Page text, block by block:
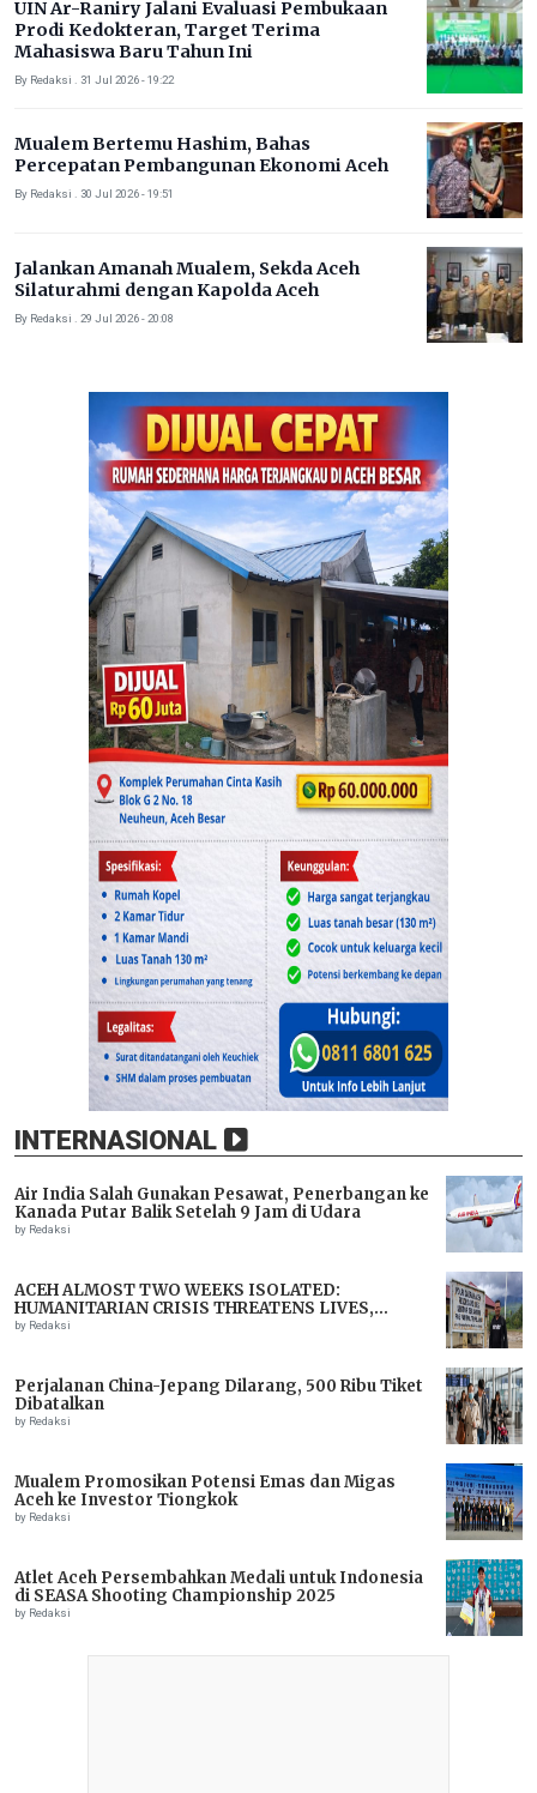
UIN Ar-Raniry Jalani Evaluasi Pembukaan
Prodi Kedokteran, Target Terima
Mahasiswa Baru Tahun Ini
By Redaksi . 31 Jul 2026 - 19:22
Mualem Bertemu Hashim, Bahas
Percepatan Pembangunan Ekonomi Aceh
By Redaksi . 30 Jul 2026 - 19:51
Jalankan Amanah Mualem, Sekda Aceh
Silaturahmi dengan Kapolda Aceh
By Redaksi . 29 Jul 2026 - 20:08
INTERNASIONAL
Air India Salah Gunakan Pesawat, Penerbangan ke
Kanada Putar Balik Setelah 9 Jam di Udara
by Redaksi
ACEH ALMOST TWO WEEKS ISOLATED:
HUMANITARIAN CRISIS THREATENS LIVES,
IMMEDIATE ASSISTANCE URGENTLY NEEDED
by Redaksi
Perjalanan China-Jepang Dilarang, 500 Ribu Tiket
Dibatalkan
by Redaksi
Mualem Promosikan Potensi Emas dan Migas
Aceh ke Investor Tiongkok
by Redaksi
Atlet Aceh Persembahkan Medali untuk Indonesia
di SEASA Shooting Championship 2025
by Redaksi